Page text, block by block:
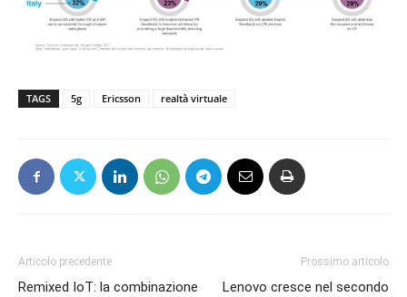
TAGS 5g Ericsson realtà virtuale
Articolo precedente
Remixed IoT: la combinazione
Prossimo articolo
Lenovo cresce nel secondo